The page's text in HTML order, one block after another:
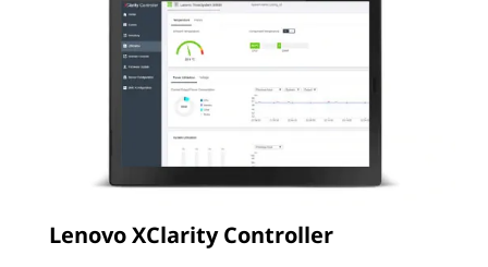
Lenovo XClarity Controller